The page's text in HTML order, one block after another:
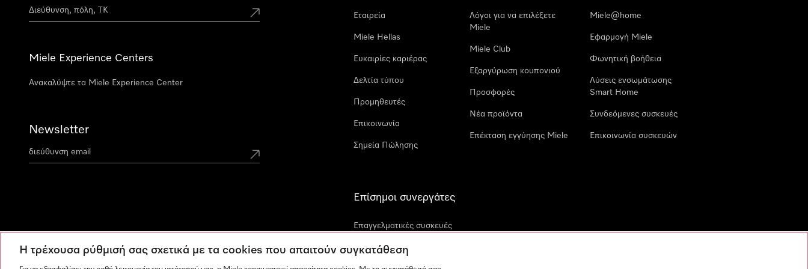
Miele Experience Centers
Ανακαλύψτε τα Miele Experience Center
Newsletter
Εταιρεία
Miele Hellas
Ευκαιρίες καριέρας
Δελτία τύπου
Προμηθευτές
Επικοινωνία
Σημεία Πώλησης
Λόγοι για να επιλέξετε
Miele
Miele Club
Εξαργύρωση κουπονιού
Προσφορές
Νέα προϊόντα
Επέκταση εγγύησης Miele
Miele@home
Εφαρμογή Miele
Φωνητική βοήθεια
Λύσεις ενσωμάτωσης
Smart Home
Συνδεόμενες συσκευές
Επικοινωνία συσκευών
Επίσημοι συνεργάτες
Επαγγελματικές συσκευές
Η τρέχουσα ρύθμισή σας σχετικά με τα cookies που απαιτούν συγκατάθεση